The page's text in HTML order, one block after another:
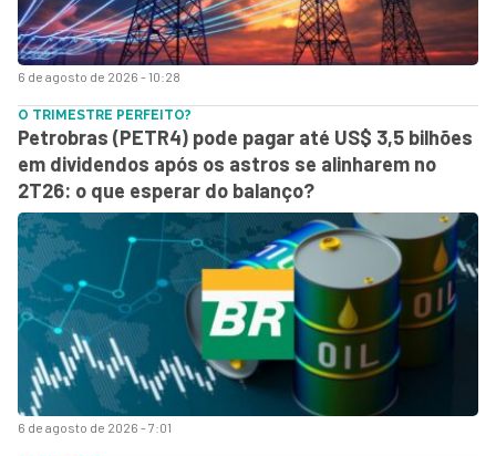
6 de agosto de 2026 - 10:28
6 de agosto de 2026 - 7:01
O TRIMESTRE PERFEITO?
Petrobras (PETR4) pode pagar até US$ 3,5 bilhões
em dividendos após os astros se alinharem no
2T26: o que esperar do balanço?